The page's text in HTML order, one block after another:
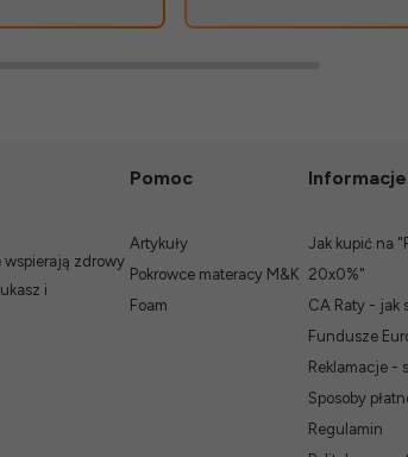
dostarczone
wspierają zdrowy
i
Pomoc
Artykuły
Pokrowce materacy M&K
Foam
Informacje
Jak kupić na
20x0%"
CA Raty - jak
Fundusze
Reklamacje -
Sposoby
Regulamin